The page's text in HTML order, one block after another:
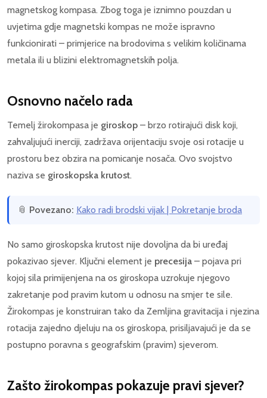
magnetskog kompasa. Zbog toga je iznimno pouzdan u
uvjetima gdje magnetski kompas ne može ispravno
funkcionirati – primjerice na brodovima s velikim količinama
metala ili u blizini elektromagnetskih polja.
Osnovno načelo rada
Temelj žirokompasa je giroskop – brzo rotirajući disk koji,
zahvaljujući inerciji, zadržava orijentaciju svoje osi rotacije u
prostoru bez obzira na pomicanje nosača. Ovo svojstvo
naziva se giroskopska krutost.
📎 Povezano: Kako radi brodski vijak | Pokretanje broda
No samo giroskopska krutost nije dovoljna da bi uređaj
pokazivao sjever. Ključni element je precesija – pojava pri
kojoj sila primijenjena na os giroskopa uzrokuje njegovo
zakretanje pod pravim kutom u odnosu na smjer te sile.
Žirokompas je konstruiran tako da Zemljina gravitacija i njezina
rotacija zajedno djeluju na os giroskopa, prisiljavajući je da se
postupno poravna s geografskim (pravim) sjeverom.
Zašto žirokompas pokazuje pravi sjever?